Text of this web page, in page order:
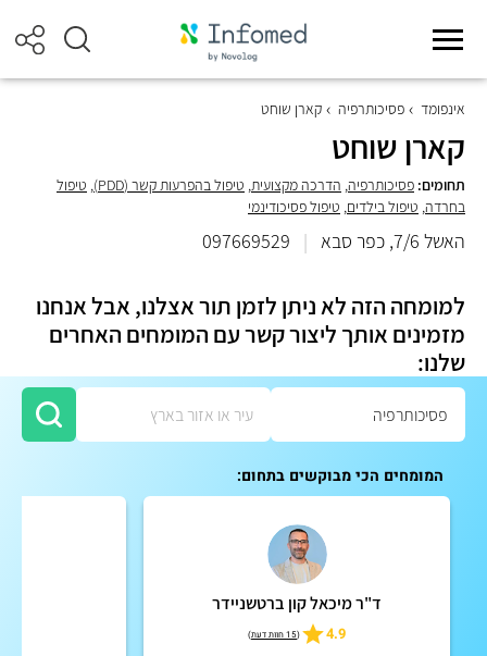
אינפומד פסיכותרפיה קארן שוחט
קארן שוחט
תחומים: פסיכותרפיה, הדרכה מקצועית, טיפול בהפרעות קשר (PDD) , טיפול
בחרדה, טיפול בילדים, טיפול פסיכודינמי
האשל 7/6, כפר סבא |
097669529
למומחה הזה לא ניתן לזמן תור אצלנו, אבל אנחנו
מזמינים אותך ליצור קשר עם המומחים האחרים
שלנו:
המומחים הכי מבוקשים בתחום:
ד"ר מיכאל קון ברטשניידר
4.9
(15 חוות דעת )